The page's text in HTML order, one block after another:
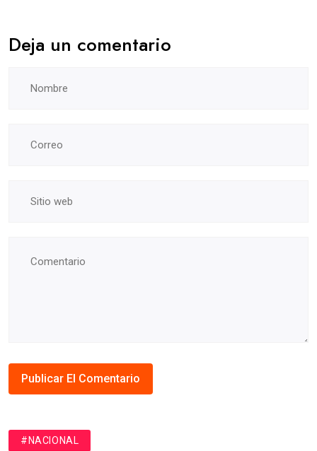
Deja un comentario
#NACIONAL